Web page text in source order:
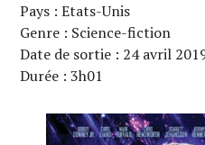
Pays : Etats-Unis
Genre : Science-fiction
Date de sortie : 24 avril
Durée : 3h01